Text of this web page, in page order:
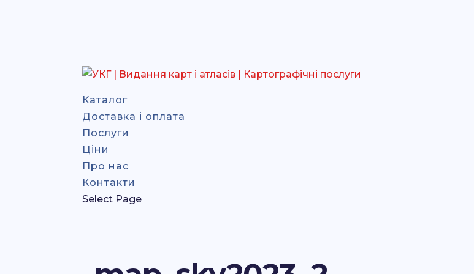
Каталог
Доставка і оплата
Послуги
Ціни
Про нас
Контакти
Select Page